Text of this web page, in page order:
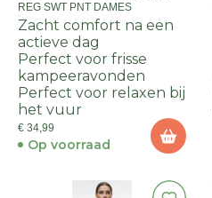
REG SWT PNT DAMES
Zacht comfort na een
actieve dag
Perfect voor frisse
kampeeravonden
Perfect voor relaxen bij
het vuur
€ 34,99
Op voorraad